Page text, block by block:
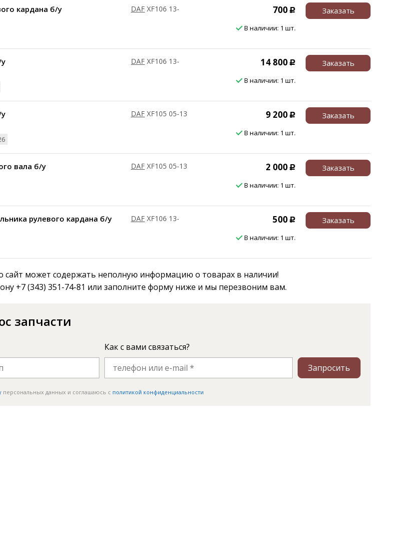
кардана б/у
DAF XF106 13- 700 Р
В наличии: 1 шт.
Заказать
DAF XF106 13- 14 800 Р
В наличии: 1 шт.
Заказать
DAF XF105 05-13 9 200 Р
В наличии: 1 шт.
Заказать
вала б/у DAF XF105 05-13 2 000 Р
В наличии: 1 шт.
Заказать
рулевого кардана б/у DAF XF106 13- 500 Р
В наличии: 1 шт.
Заказать
может содержать неполную информацию о товарах в наличии!
+7 (343) 351-74-81 или заполните форму ниже и мы перезвоним вам.
запчасти
Как с вами связаться?
Запросить
персональных данных и соглашаюсь c политикой конфиденциальности